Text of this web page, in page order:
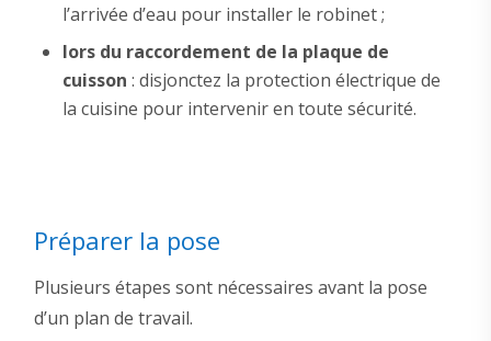
l’arrivée d’eau pour installer le robinet ;
lors du raccordement de la plaque de
cuisson : disjonctez la protection électrique de
la cuisine pour intervenir en toute sécurité.
Préparer la pose
Plusieurs étapes sont nécessaires avant la pose
d’un plan de travail.